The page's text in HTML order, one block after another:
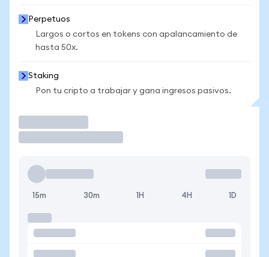
Perpetuos
Largos o cortos en tokens con apalancamiento de
hasta 50x.
Staking
Pon tu cripto a trabajar y gana ingresos pasivos.
15m 30m 1H 4H 1D